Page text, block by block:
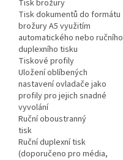
Tisk brožury
Tisk dokumentů do formátu
brožury A5 využitím
automatického nebo ručního
duplexního tisku
Tiskové profily
Uložení oblíbených
nastavení ovladače jako
profily pro jejich snadné
vyvolání
Ruční oboustranný
tisk
Ruční duplexní tisk
(doporučeno pro média,